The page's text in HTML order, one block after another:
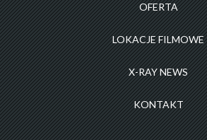
OFERTA
LOKACJE FILMOWE
X-RAY NEWS
KONTAKT